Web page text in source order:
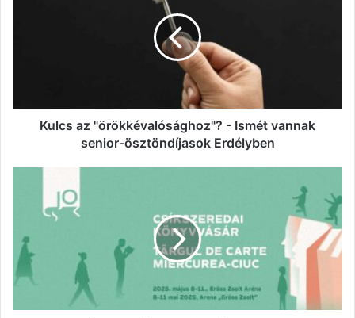
Erdélyben
Kulcs az "örökkévalósághoz"? - Ismét vannak
senior-ösztöndíjasok Erdélyben
tizedik